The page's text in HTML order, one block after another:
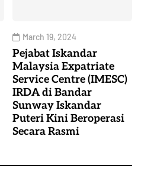
March 19, 2024
Pejabat Iskandar
Malaysia Expatriate
Service Centre (IMESC)
IRDA di Bandar
Sunway Iskandar
Puteri Kini Beroperasi
Secara Rasmi